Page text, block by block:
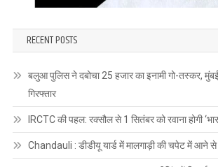
RECENT POSTS
बलुआ पुलिस ने दबोचा 25 हजार का इनामी गो-तस्कर,
गिरफ्तार
IRCTC की पहल: रक्सौल से 1 सितंबर को रवाना होगी
Chandauli : डीडीयू यार्ड में मालगाड़ी की चपेट में आने से